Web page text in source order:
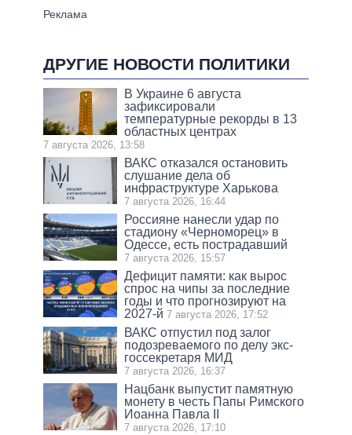
ДРУГИЕ НОВОСТИ ПОЛИТИКИ
В Украине 6 августа
зафиксировали
температурные рекорды в 13
областных центрах
7 августа 2026, 13:58
ВАКС отказался остановить
слушание дела об
инфраструктуре Харькова
7 августа 2026, 16:44
Россияне нанесли удар по
стадиону «Черноморец» в
Одессе, есть пострадавший
7 августа 2026, 15:57
Дефицит памяти: как вырос
спрос на чипы за последние
годы и что прогнозируют на
2027-й 7 августа 2026, 17:52
ВАКС отпустил под залог
подозреваемого по делу экс-
госсекретаря МИД
7 августа 2026, 16:37
Нацбанк выпустит памятную
монету в честь Папы Римского
Иоанна Павла II
7 августа 2026, 17:10